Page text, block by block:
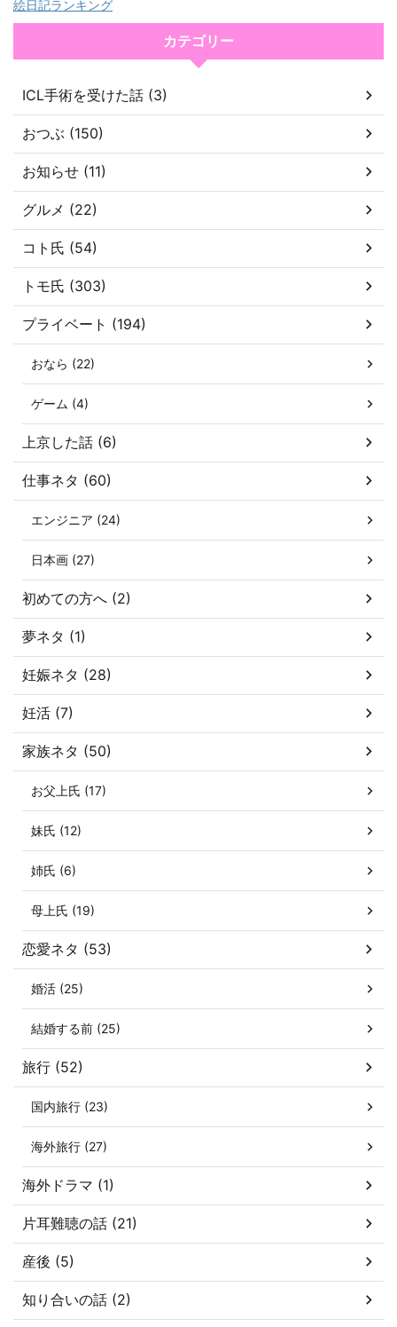
絵日記ランキング
カテゴリー
ICL手術を受けた話 (3)
おつぶ (150)
お知らせ (11)
グルメ (22)
コト氏 (54)
トモ氏 (303)
プライベート (194)
おなら (22)
ゲーム (4)
上京した話 (6)
仕事ネタ (60)
エンジニア (24)
日本画 (27)
初めての方へ (2)
夢ネタ (1)
妊娠ネタ (28)
妊活 (7)
家族ネタ (50)
お父上氏 (17)
妹氏 (12)
姉氏 (6)
母上氏 (19)
恋愛ネタ (53)
婚活 (25)
結婚する前 (25)
旅行 (52)
国内旅行 (23)
海外旅行 (27)
海外ドラマ (1)
片耳難聴の話 (21)
産後 (5)
知り合いの話 (2)